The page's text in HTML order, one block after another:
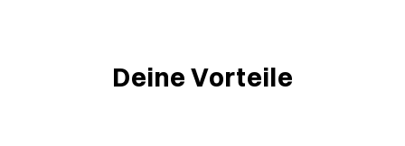
Deine Vorteile